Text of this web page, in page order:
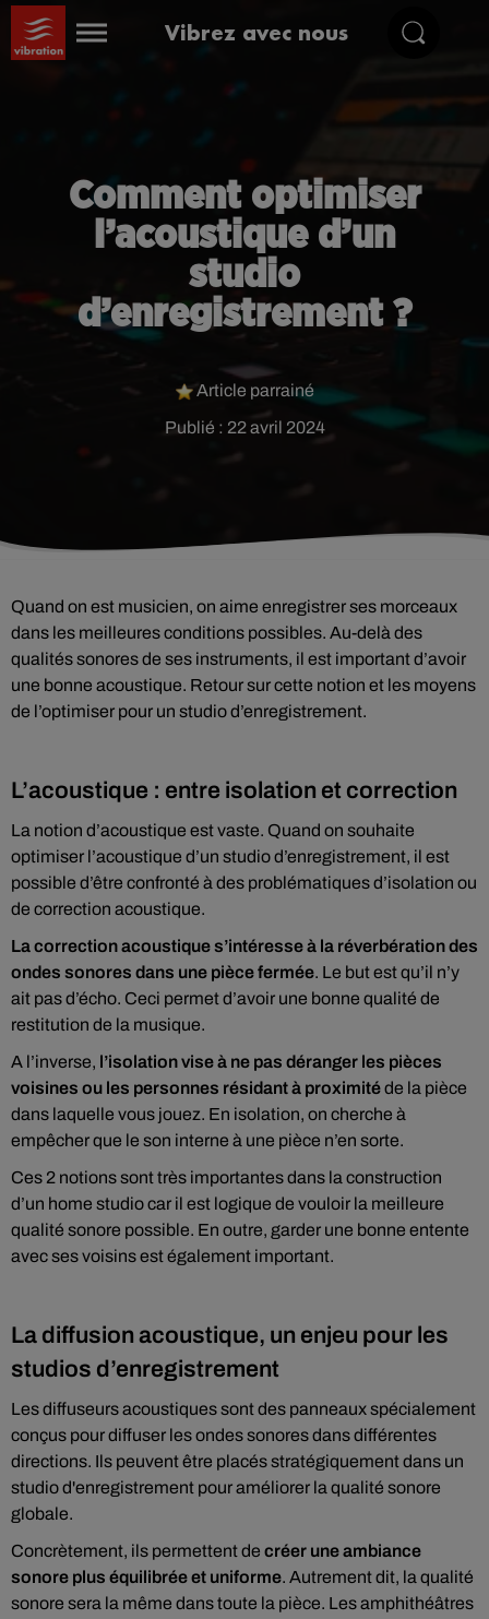
Vibrez avec nous
Comment optimiser
l’acoustique d’un
studio
d’enregistrement ?
Publié : 22 avril 2024
Article parrainé
Quand on est musicien, on aime enregistrer ses morceaux
dans les meilleures conditions possibles. Au-delà des
qualités sonores de ses instruments, il est important d’avoir
une bonne acoustique. Retour sur cette notion et les moyens
de l’optimiser pour un studio d’enregistrement.
L’acoustique : entre isolation et correction
La notion d’acoustique est vaste. Quand on souhaite
optimiser l’acoustique d’un studio d’enregistrement, il est
possible d’être confronté à des problématiques d’isolation ou
de correction acoustique.
La correction acoustique s’intéresse à la réverbération des
ondes sonores dans une pièce fermée. Le but est qu’il n’y
ait pas d’écho. Ceci permet d’avoir une bonne qualité de
restitution de la musique.
A l’inverse, l’isolation vise à ne pas déranger les pièces
voisines ou les personnes résidant à proximitéde la pièce
dans laquelle vous jouez. En isolation, on cherche à
empêcher que le son interne à une pièce n’en sorte.
Ces 2 notions sont très importantes dans la construction
d’un home studio car il est logique de vouloir la meilleure
qualité sonore possible. En outre, garder une bonne entente
avec ses voisins est également important.
La diffusion acoustique, un enjeu pour les
studios d’enregistrement
Les diffuseurs acoustiques sont des panneaux spécialement
conçus pour diffuser les ondes sonores dans différentes
directions. Ils peuvent être placés stratégiquement dans un
studio d'enregistrement pour améliorer la qualité sonore
globale.
Concrètement, ils permettent de créer une ambiance
sonore plus équilibrée et uniforme. Autrement dit, la qualité
sonore sera la même dans toute la pièce. Les amphithéâtres